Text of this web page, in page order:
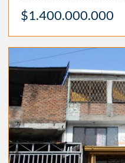
$1.400.000.000